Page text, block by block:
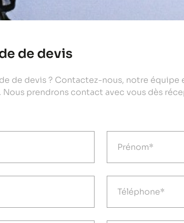
de devis
de devis ? Contactez-nous, notre équipe
prendrons contact avec vous dès